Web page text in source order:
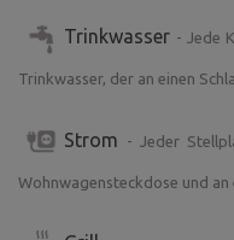
laufenden Arbeiten
Derzeit arbeiten wir
Scheune Toiletten und
Trinkwasser - Jede
Trinkwasser, der an einen
Strom - Jeder
Wohnwagensteckdose und